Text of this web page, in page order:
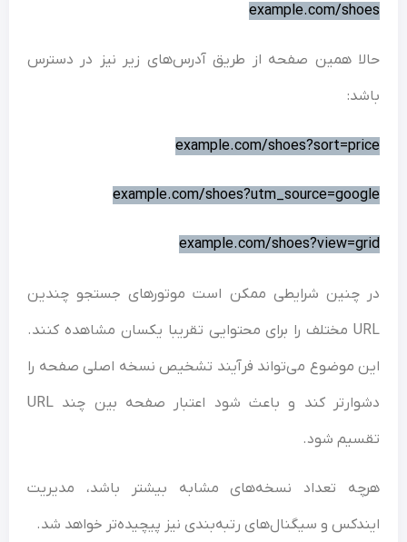
example.com/
همین صفحه از طریق آدرس‌های زیر نیز در دسترس
example.com/
example.com/
example.com/
چنین شرایطی ممکن است موتورهای جستجو چندین
URL مختلف را برای محتوایی تقریبا یکسان مشاهده کنند.
موضوع می‌تواند فرآیند تشخیص نسخه اصلی صفحه را
دشوارتر کند و باعث شود اعتبار صفحه بین چند URL
شود.
تعداد نسخه‌های مشابه بیشتر باشد، مدیریت
و سیگنال‌های رتبه‌بندی نیز پیچیده‌تر خواهد شد.